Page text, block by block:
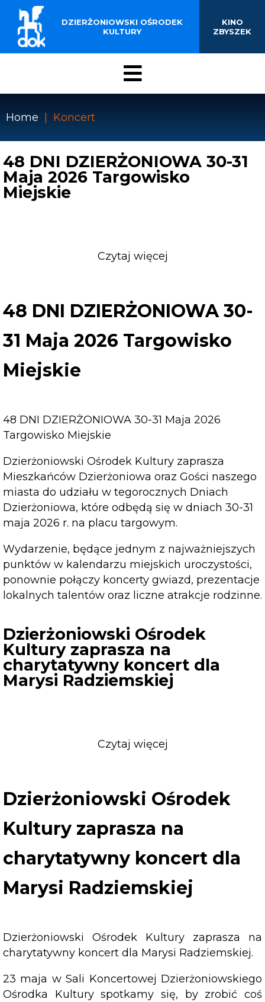
Przejdź
treści
Menu
BUDYNKU KINOTEATRU
„ZBYSZEK” W
DZIERŻONIOWIE
DZIERŻONIOWSKI OŚRODEK
KULTURY
KINO
ZBYSZEK
nawigacyjna
Home Koncert
48 DNI DZIERŻONIOWA 30-31
Maja 2026 Targowisko
Miejskie
Czytaj więcej
DZIERŻONIOWA
30-
Maja
48 DNI DZIERŻONIOWA 30-
31 Maja 2026 Targowisko
Miejskie
48 DNI DZIERŻONIOWA 30-31 Maja 2026
Targowisko Miejskie
Dzierżoniowski Ośrodek Kultury zaprasza
Mieszkańców Dzierżoniowa oraz Gości naszego
miasta do udziału w tegorocznych Dniach
Dzierżoniowa, które odbędą się w dniach 30-31
maja 2026 r. na placu targowym.
Wydarzenie, będące jednym z najważniejszych
punktów w kalendarzu miejskich uroczystości,
ponownie połączy koncerty gwiazd, prezentacje
lokalnych talentów oraz liczne atrakcje rodzinne.
Dzierżoniowski Ośrodek
Kultury zaprasza na
charytatywny koncert dla
Marysi Radziemskiej
Czytaj więcej
Kultury
zaprasza
charytatywny
koncert
dla
Marysi
Radziemskiej
Dzierżoniowski Ośrodek
Kultury zaprasza na
charytatywny koncert dla
Marysi Radziemskiej
Dzierżoniowski Ośrodek Kultury zaprasza na
charytatywny koncert dla Marysi Radziemskiej.
23 maja w Sali Koncertowej Dzierżoniowskiego
Ośrodka Kultury spotkamy się, by zrobić coś